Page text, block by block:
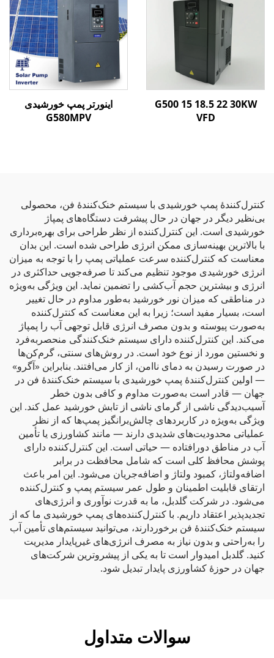
G500 15 18.5 22 30KW
VFD
اینورتر پمپ خورشیدی
G580MPV
کنترل‌کنندهٔ پمپ خورشیدی با سیستم خنک‌کنندهٔ فن، محصولی
بی‌نظیر دیگر در جهان در حال پیشرفت دستگاه‌های پمپاژ
خورشیدی است. این کنترل‌کننده از نظر طراحی برای بهره‌برداری
با بالاترین بهینه‌سازی ممکن انرژی طراحی شده است. این بدان
معناست که کنترل‌کننده سرعت عملیاتی پمپ را با توجه به میزان
انرژی خورشیدی موجود تنظیم می‌کند تا صرفه‌جویی حداکثری در
انرژی و بیشترین حجم آب‌کشی را تضمین نماید. این ویژگی به‌ویژه
در مناطقی که میزان نور خورشید به‌طور مداوم در حال تغییر
است، بسیار مفید است؛ زیرا به این معناست که کنترل‌کننده
به‌صورت پیوسته و بدون مصرف انرژی قابل توجهی آب را پمپاژ
می‌کند. این کنترل‌کننده دارای سیستم خنک‌کنندگی منحصر‌به‌فرد
و نخستین مورد از نوع خود است. در روش‌های سنتی، گرم‌کن‌ها
در صورت رسیدن به دمای ناامن، از کار می‌افتند. بنابراین «آگرو»
— اولین کنترل‌کنندهٔ پمپ خورشیدی با سیستم خنک‌کنندهٔ فن در
جهان — قادر است به‌صورت مداوم و کافی بدون خطر
آسیب‌دیدگی ناشی از گرمای ناشی از تابش خورشید عمل کند. این
ویژگی به‌ویژه در کاربردهای چالش‌برانگیز پمپ‌ها که از نظر
عملیاتی محدودیت‌های شدیدی دارند — مانند کشاورزی یا تأمین
آب در مناطق دورافتاده — حیاتی است. این کنترل‌کننده دارای
پوشش محافظ کلی است که شامل محافظت در برابر
اضافه‌ولتاژ، کمبود ولتاژ و اضافه‌جریان می‌شود. این امر باعث
ارتقای قابلیت اطمینان و طول عمر سیستم پمپ و کنترل‌کننده
می‌شود. در شرکت گلدبل، ما به قدرت نوآوری و انرژی‌های
تجدیدپذیر اعتقاد داریم. با کنترل‌کننده‌های پمپ خورشیدی ما که از
سیستم خنک‌کنندهٔ فن برخوردارند، می‌توانید سیستم‌های تأمین آب
را به‌راحتی و بدون نیاز به مصرف انرژی‌های غیرپایدار مدیریت
کنید. گلدبل امیدوار است تا به یکی از پیشروترین شرکت‌های
جهان در حوزهٔ کشاورزی پایدار تبدیل شود.
سوالات متداول